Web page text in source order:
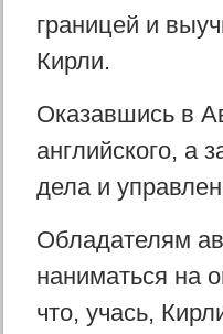
границей и
Кирли.
Оказавшись в
английского, а
дела и
Обладателям
наниматься на
что, учась,